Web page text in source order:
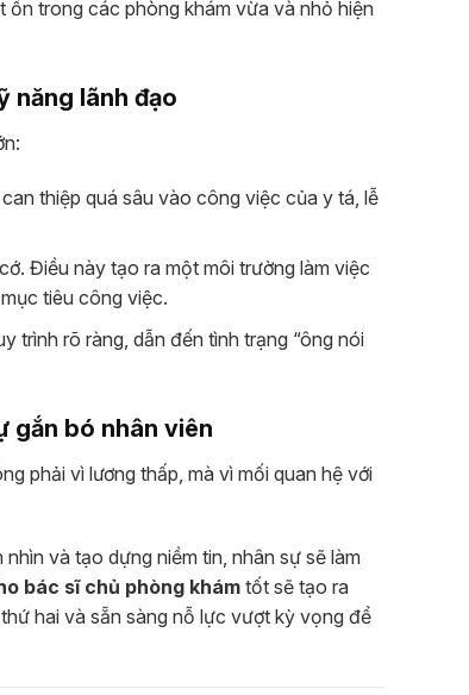
ổn trong các phòng khám vừa và nhỏ hiện
năng lãnh đạo
thiệp quá sâu vào công việc của y tá, lễ
Điều này tạo ra một môi trường làm việc
tiêu công việc.
trình rõ ràng, dẫn đến tình trạng “ông nói
gắn bó nhân viên
phải vì lương thấp, mà vì mối quan hệ với
và tạo dựng niềm tin, nhân sự sẽ làm
bác sĩ chủ phòng khám tốt sẽ tạo ra
hai và sẵn sàng nỗ lực vượt kỳ vọng để